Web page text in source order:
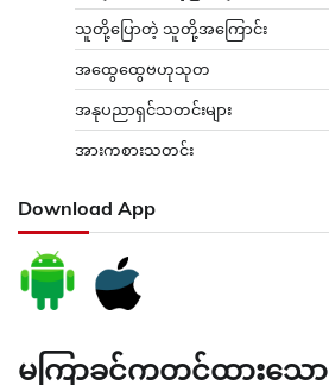
သူတို့ပြောတဲ့ သူတို့အကြောင်း
အထွေထွေဗဟုသုတ
အနုပညာရှင်သတင်းများ
အားကစားသတင်း
Download App
မကြာခင်ကတင်ထားသော